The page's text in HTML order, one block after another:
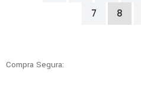
7
8
Compra Segura: